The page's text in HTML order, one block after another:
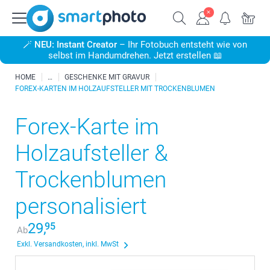
🪄 NEU: Instant Creator – Ihr Fotobuch entsteht wie von
selbst im Handumdrehen. Jetzt erstellen 📖
HOME
GESCHENKE MIT GRAVUR
FOREX-KARTEN IM HOLZAUFSTELLER MIT TROCKENBLUMEN
Forex-Karte im
Holzaufsteller &
Trockenblumen
personalisiert
Ab29,95
Exkl. Versandkosten, inkl. MwSt